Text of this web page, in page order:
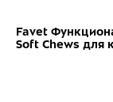
Favet
Soft Chews для